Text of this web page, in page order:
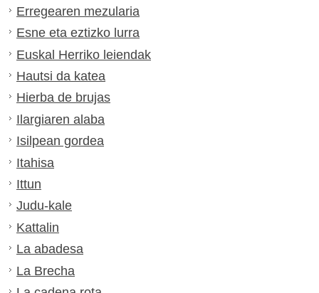
Erregearen mezularia
Esne eta eztizko lurra
Euskal Herriko leiendak
Hautsi da katea
Hierba de brujas
Ilargiaren alaba
Isilpean gordea
Itahisa
Ittun
Judu-kale
Kattalin
La abadesa
La Brecha